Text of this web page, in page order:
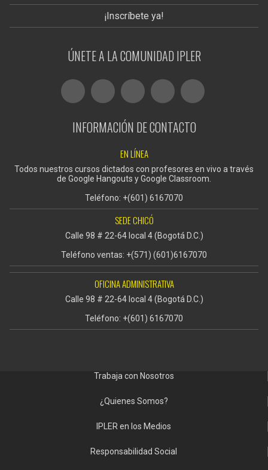
¡Inscríbete ya!
ÚNETE A LA COMUNIDAD IPLER
INFORMACIÓN DE CONTACTO
EN LÍNEA
Todos nuestros cursos dictados con profesores en vivo a través
de Google Hangouts y Google Classroom.
Teléfono: +(601) 6167070
SEDE CHICÓ
Calle 98 # 22-64 local 4 (Bogotá D.C.)
Teléfono ventas: +(571) (601)6167070
OFICINA ADMINISTRATIVA
Calle 98 # 22-64 local 4 (Bogotá D.C.)
Teléfono: +(601) 6167070
Trabaja con Nosotros
¿Quienes Somos?
IPLER en los Medios
Responsabilidad Social